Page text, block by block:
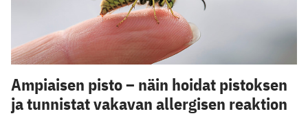
Ampiaisen pisto – näin hoidat pistoksen
ja tunnistat vakavan allergisen reaktion